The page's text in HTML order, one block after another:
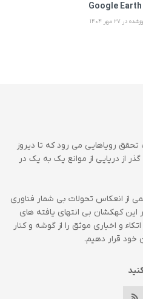
رویاهایی می رود که تا دیروز
از دریایی از موانع یک به یک در
از انعکاس تحولات بی شمار فناوری
این کهکشان بی انتهای یافته های
و اخباری موثق را از گوشه و کنار
خود قرار دهیم.